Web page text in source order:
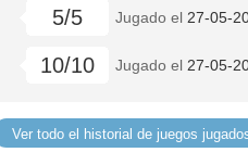
5/5 Jugado el 27-05-
10/10 Jugado el 27-05-
Ver todo el historial de juegos